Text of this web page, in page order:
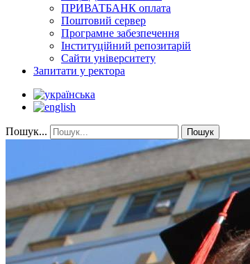
ПРИВАТБАНК оплата
Поштовий сервер
Програмне забезпечення
Інституційний репозитарій
Сайти університету
Запитати у ректора
Пошук... Пошук